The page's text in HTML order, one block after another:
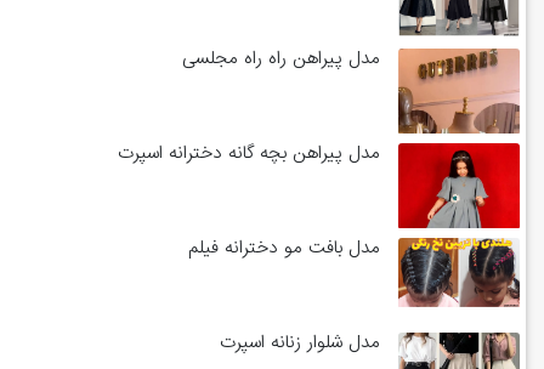
مدل پیراهن راه راه مجلسی
مدل پیراهن بچه گانه دخترانه اسپرت
مدل بافت مو دخترانه فیلم
مدل شلوار زنانه اسپرت